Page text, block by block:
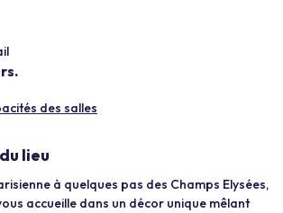
des salles
lieu
à quelques pas des Champs Elysées,
accueille dans un décor unique mêlant